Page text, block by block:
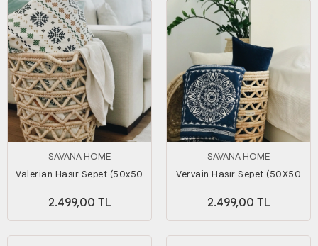
SAVANA HOME
Valerian Hasır Sepet (50x50
2.499,00 TL
SAVANA HOME
Vervain Hasır Sepet (50X50
2.499,00 TL